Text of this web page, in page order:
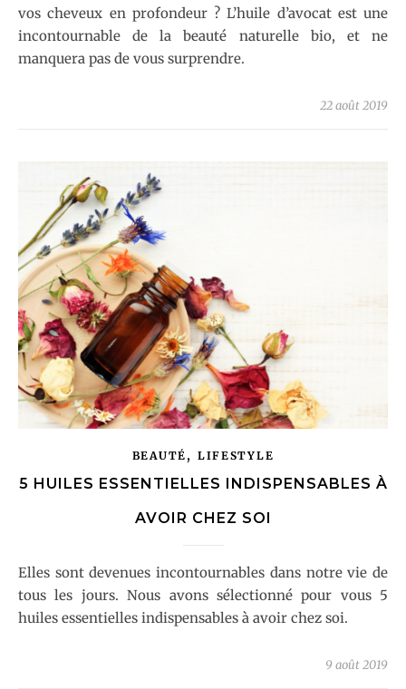
vos cheveux en profondeur ? L’huile d’avocat est une
incontournable de la beauté naturelle bio, et ne
manquera pas de vous surprendre.
22 août 2019
BEAUTÉ , LIFESTYLE
5 HUILES ESSENTIELLES INDISPENSABLES À
AVOIR CHEZ SOI
Elles sont devenues incontournables dans notre vie de
tous les jours. Nous avons sélectionné pour vous 5
huiles essentielles indispensables à avoir chez soi.
9 août 2019